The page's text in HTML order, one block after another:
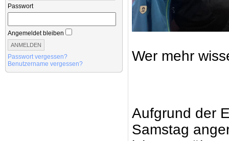
Passwort
Angemeldet bleiben
Passwort vergessen?
Benutzername vergessen?
Wer mehr
Aufgrund der
Samstag